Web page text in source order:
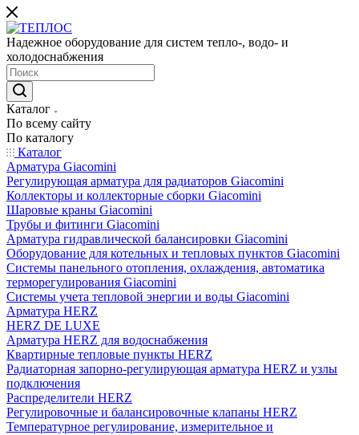
Надежное оборудование для систем тепло-, водо- и
холодоснабжения
Каталог
По всему сайту
По каталогу
Каталог
Арматура Giacomini
Регулирующая арматура для радиаторов Giacomini
Коллекторы и коллекторные сборки Giacomini
Шаровые краны Giacomini
Трубы и фитинги Giacomini
Арматура гидравлической балансировки Giacomini
Оборудование для котельных и тепловых пунктов Giacomini
Системы панельного отопления, охлаждения, автоматика
терморегулирования Giacomini
Системы учета тепловой энергии и воды Giacomini
Арматура HERZ
HERZ DE LUXE
Арматура HERZ для водоснабжения
Квартирные тепловые пункты HERZ
Радиаторная запорно-регулирующая арматура HERZ и узлы
подключения
Распределители HERZ
Регулировочные и балансировочные клапаны HERZ
Температурное регулирование, измерительное и